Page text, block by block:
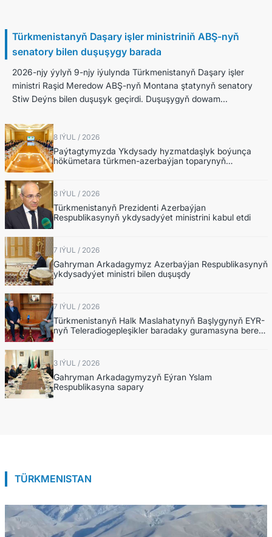
Türkmenistanyň Daşary işler ministriniň ABŞ-nyň
senatory bilen duşuşygy barada
2026-njy ýylyň 9-njy iýulynda Türkmenistanyň Daşary işler
ministri Raşid Meredow ABŞ-nyň Montana ştatynyň senatory
Stiw Deýns bilen duşuşyk geçirdi. Duşuşygyň dowam...
8 IÝUL / 2026
Paýtagtymyzda Ykdysady hyzmatdaşlyk boýunça
hökümetara türkmen-azerbaýjan toparynyň
nobatdaky mejlisi geçirildi
8 IÝUL / 2026
Türkmenistanyň Prezidenti Azerbaýjan
Respublikasynyň ykdysadyýet ministrini kabul etdi
7 IÝUL / 2026
Gahryman Arkadagymyz Azerbaýjan Respublikasynyň
ykdysadyýet ministri bilen duşuşdy
7 IÝUL / 2026
Türkmenistanyň Halk Maslahatynyň Başlygynyň EYR-
nyň Teleradiogepleşikler baradaky guramasyna beren
interwýusy
3 IÝUL / 2026
Gahryman Arkadagymyzyň Eýran Yslam
Respublikasyna sapary
TÜRKMENISTAN